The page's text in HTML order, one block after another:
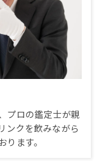
プロの鑑定士が親
ンクを飲みながら
ます。